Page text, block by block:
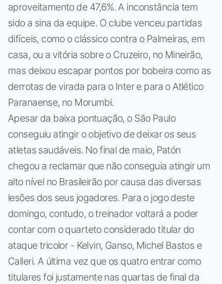
aproveitamento de 47,6%. A inconstância tem
sido a sina da equipe. O clube venceu partidas
difíceis, como o clássico contra o Palmeiras, em
casa, ou a vitória sobre o Cruzeiro, no Mineirão,
mas deixou escapar pontos por bobeira como as
derrotas de virada para o Inter e para o Atlético
Paranaense, no Morumbi.
Apesar da baixa pontuação, o São Paulo
conseguiu atingir o objetivo de deixar os seus
atletas saudáveis. No final de maio, Patón
chegou a reclamar que não conseguia atingir um
alto nível no Brasileirão por causa das diversas
lesões dos seus jogadores. Para o jogo deste
domingo, contudo, o treinador voltará a poder
contar com o quarteto considerado titular do
ataque tricolor - Kelvin, Ganso, Michel Bastos e
Calleri. A última vez que os quatro entrar como
titulares foi justamente nas quartas de final da